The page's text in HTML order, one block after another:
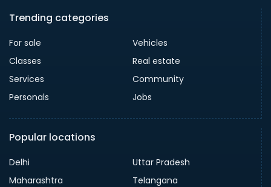
Trending categories
For sale
Vehicles
Classes
Real estate
Services
Community
Personals
Jobs
Popular locations
Delhi
Uttar Pradesh
Maharashtra
Telangana